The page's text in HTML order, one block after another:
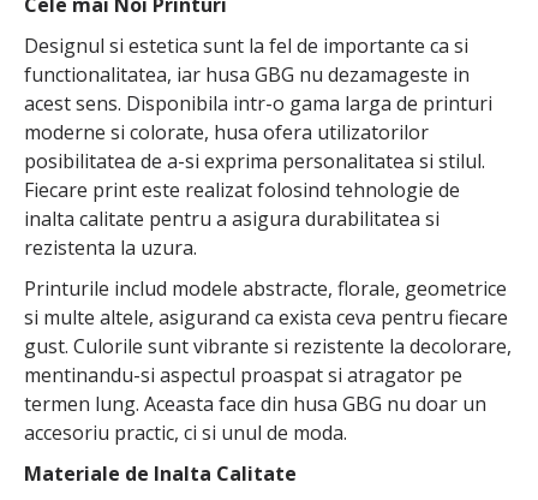
Designul si estetica sunt la fel de importante ca si
functionalitatea, iar husa GBG nu dezamageste in
acest sens. Disponibila intr-o gama larga de printuri
moderne si colorate, husa ofera utilizatorilor
posibilitatea de a-si exprima personalitatea si stilul.
Fiecare print este realizat folosind tehnologie de
inalta calitate pentru a asigura durabilitatea si
rezistenta la uzura.
Printurile includ modele abstracte, florale, geometrice
si multe altele, asigurand ca exista ceva pentru fiecare
gust. Culorile sunt vibrante si rezistente la decolorare,
mentinandu-si aspectul proaspat si atragator pe
termen lung. Aceasta face din husa GBG nu doar un
accesoriu practic, ci si unul de moda.
Materiale de Inalta Calitate